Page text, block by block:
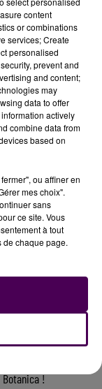
la
:"En 2020,
flottant de
explique
vogue
Ce lundi 8
qui est
une
De quoi voir
Botanica !
content
or combinations
services; Create
personalised
prevent and
and content;
may
data to offer
actively
combine data from
based on
ou affiner en
mes choix".
sans
ce site. Vous
à tout
de chaque page.